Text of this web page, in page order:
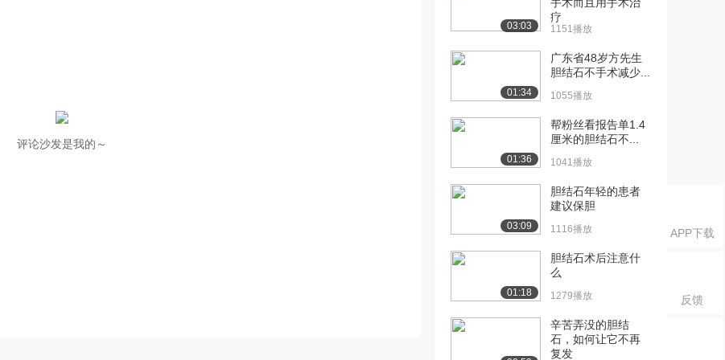
APP下载
反馈
评论沙发是我的～
03:03
疗
1151播放
01:34
广东省48岁方先生
胆结石不手术减少...
1055播放
01:36
帮粉丝看报告单1.4
厘米的胆结石不...
1041播放
03:09
胆结石年轻的患者
建议保胆
1116播放
01:18
胆结石术后注意什
么
1279播放
辛苦弄没的胆结
石，如何让它不再
复发